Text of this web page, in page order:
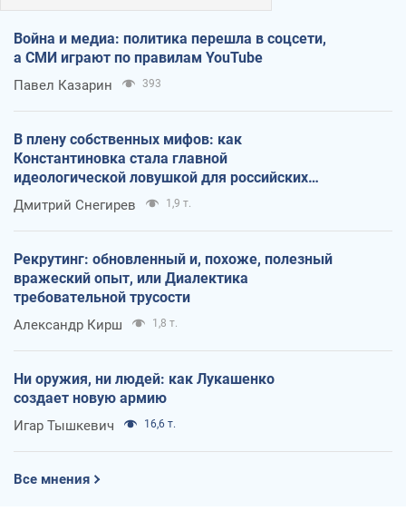
Война и медиа: политика перешла в соцсети,
а СМИ играют по правилам YouTube
Павел Казарин 393
В плену собственных мифов: как
Константиновка стала главной
идеологической ловушкой для российских
оккупантов
Дмитрий Снегирев 1,9 т.
Рекрутинг: обновленный и, похоже, полезный
вражеский опыт, или Диалектика
требовательной трусости
Александр Кирш 1,8 т.
Ни оружия, ни людей: как Лукашенко
создает новую армию
Игар Тышкевич 16,6 т.
Все мнения